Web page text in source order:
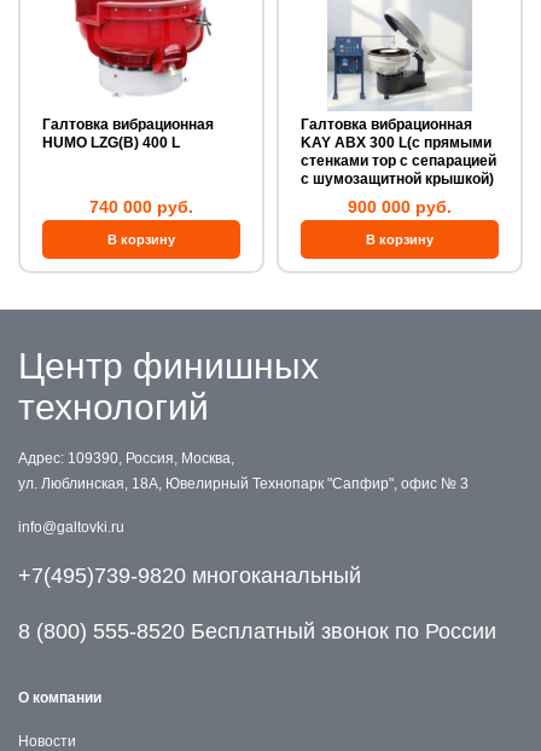
Галтовка вибрационная
HUMO LZG(B) 400 L
740 000 руб.
Галтовка вибрационная
KAY ABX 300 L(с прямыми
стенками тор с сепарацией
с шумозащитной крышкой)
900 000 руб.
Центр финишных
технологий
Адрес: 109390, Россия, Москва,
ул. Люблинская, 18А, Ювелирный Технопарк "Сапфир", офис № 3
info@galtovki.ru
+7(495)739-9820 многоканальный
8 (800) 555-8520 Бесплатный звонок по России
О компании
Новости